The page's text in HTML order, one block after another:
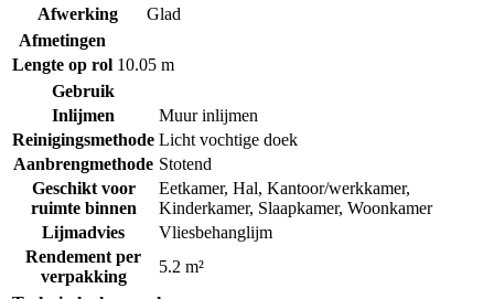
Afwerking
Glad
Afmetingen
Lengte op rol 10.05 m
Gebruik
Inlijmen
Muur inlijmen
Reinigingsmethode Licht vochtige doek
Aanbrengmethode Stotend
Geschikt voor
ruimte binnen
Eetkamer, Hal, Kantoor/werkkamer,
Kinderkamer, Slaapkamer, Woonkamer
Lijmadvies
Vliesbehanglijm
Rendement per
verpakking
5.2 m²